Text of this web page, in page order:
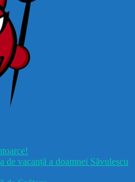
de vacanță a doamnei Săvulescu